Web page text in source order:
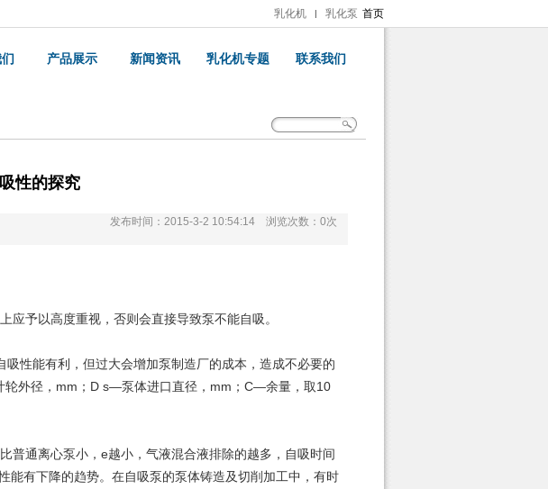
乳化机 首页
| 乳化泵
产品展示 新闻资讯 乳化机专题 联系我们
性的探究
发布时间：2015-3-2 10:54:14 浏览次数： 0次
予以高度重视，否则会直接导致泵不能自吸。
性能有利，但过大会增加泵制造厂的成本，造成不必要的
轮外径，mm；D s―泵体进口直径，mm；C―余量，取10
通离心泵小，e越小，气液混合液排除的越多，自吸时间
有下降的趋势。在自吸泵的泵体铸造及切削加工中，有时